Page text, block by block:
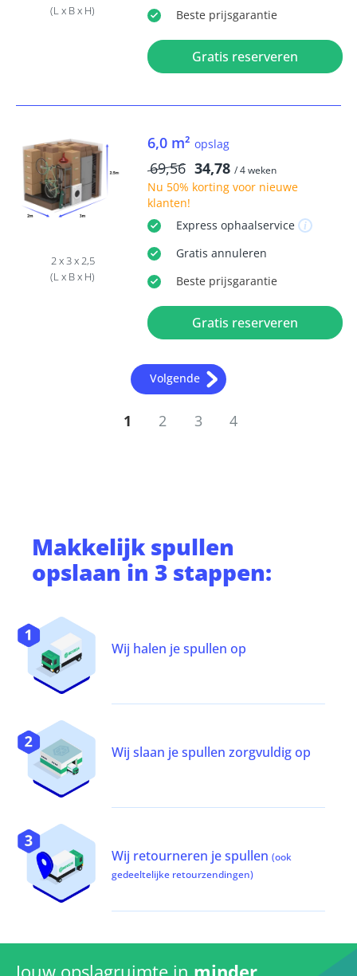
(L x B x H)
Beste prijsgarantie
Gratis reserveren
2 x 3 x 2,5
(L x B x H)
6,0 m² opslag
69,56 34,78 / 4 weken
Nu 50% kortingvoor nieuwe
klanten!
Express ophaalservice
Gratis annuleren
Beste prijsgarantie
Gratis reserveren
Volgende
1 2 3 4
Makkelijkspullen
opslaan in 3 stappen:
Wij halen je spullen op
Wij slaan je spullen zorgvuldig op
Wij retourneren je spullen (ook
gedeeltelijke retourzendingen)
Jouw opslagruimte in minder